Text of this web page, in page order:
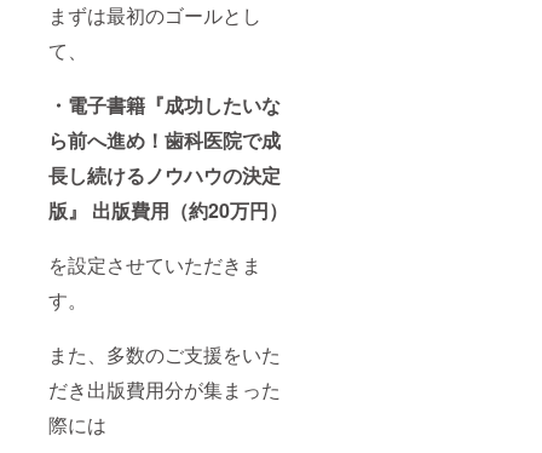
まずは最初のゴールとし
て、
・電子書籍『成功したいな
ら前へ進め！歯科医院で成
長し続けるノウハウの決定
版』 出版費用（約20万円）
を設定させていただきま
す。
また、多数のご支援をいた
だき出版費用分が集まった
際には